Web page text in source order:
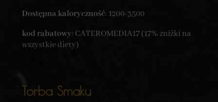
Dostępna kaloryczność: 1200-3500
kod rabatowy: CATEROMEDIA17 (17% zniżki na
wszystkie diety)
Torba Smaku